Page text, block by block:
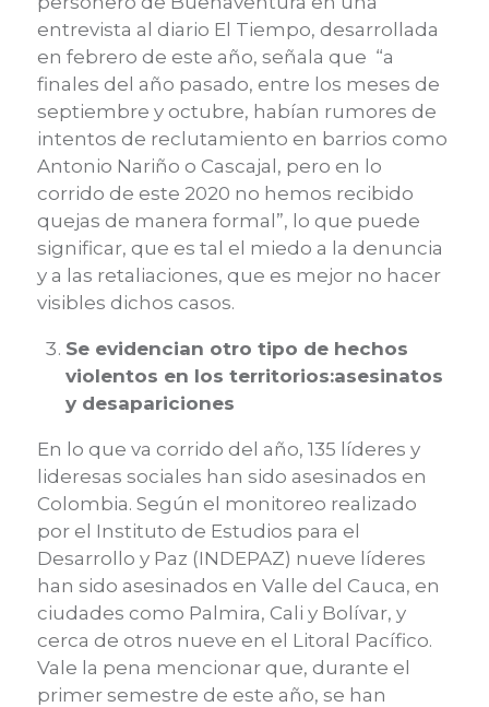
entrevista al diario El Tiempo, desarrollada
en febrero de este año, señala que “a
finales del año pasado, entre los meses de
septiembre y octubre, habían rumores de
intentos de reclutamiento en barrios como
Antonio Nariño o Cascajal, pero en lo
corrido de este 2020 no hemos recibido
quejas de manera formal”, lo que puede
significar, que es tal el miedo a la denuncia
y a las retaliaciones, que es mejor no hacer
visibles dichos casos.
Se evidencian otro tipo de hechos
violentos en los territorios:asesinatos
y desapariciones
En lo que va corrido del año, 135 líderes y
lideresas sociales han sido asesinados en
Colombia. Según el monitoreo realizado
por el Instituto de Estudios para el
Desarrollo y Paz (INDEPAZ) nueve líderes
han sido asesinados en Valle del Cauca, en
ciudades como Palmira, Cali y Bolívar, y
cerca de otros nueve en el Litoral Pacífico.
Vale la pena mencionar que, durante el
primer semestre de este año, se han